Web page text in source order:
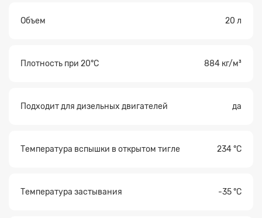
Объем 20 л
Плотность при 20°С 884 кг/м³
Подходит для дизельных двигателей да
Температура вспышки в открытом тигле 234 °С
Температура застывания -35 °С